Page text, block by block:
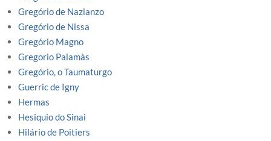
Gregório de Nazianzo
Gregório de Nissa
Gregório Magno
Gregorio Palamàs
Gregório, o Taumaturgo
Guerric de Igny
Hermas
Hesiquio do Sinai
Hilário de Poitiers